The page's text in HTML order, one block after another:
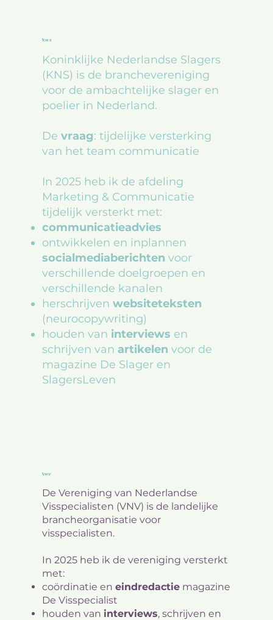
KNS
Koninklijke Nederlandse Slagers
(KNS) is de branchevereniging
voor de ambachtelijke slager en
poelier in Nederland.
De vraag: tijdelijke versterking
van het team communicatie
In 2025 heb ik de afdeling
Marketing & Communicatie
tijdelijk versterkt met:
communicatieadvies
ontwikkelen en inplannen
socialmediaberichten voor
verschillende doelgroepen en
verschillende kanalen
herschrijven websiteteksten
(neurocopywriting)
houden van interviews en
schrijven van artikelen voor de
magazine De Slager en
SlagersLeven
VNV
De Vereniging van Nederlandse
Visspecialisten (VNV) is de landelijke
brancheorganisatie voor
visspecialisten.
In 2025 heb ik de vereniging versterkt
met:
coördinatie en eindredactiemagazine
De Visspecialist
houden van interviews, schrijven en